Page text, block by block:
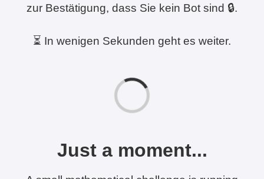
zur Bestätigung, dass Sie kein Bot sind 🔒.
⏳ In wenigen Sekunden geht es weiter.
Just a moment...